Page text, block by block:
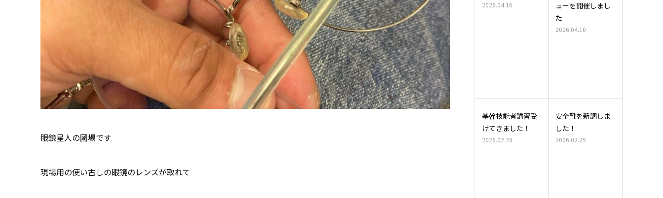
眼鏡星人の國場です
現場用の使い古しの眼鏡のレンズが取れて
2026.04.16
ューを開催しまし
た
2026.04.10
基幹技能者講習受
けてきました！
2026.02.28
安全靴を新調しま
した！
2026.02.25